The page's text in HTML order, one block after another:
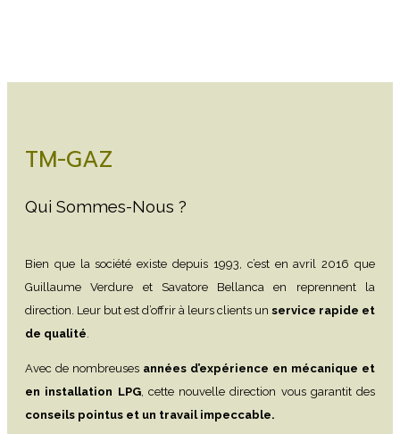
TM-GAZ
Qui Sommes-Nous ?
Bien que la société existe depuis 1993, c’est en avril 2016 que
Guillaume Verdure et Savatore Bellanca en reprennent la
direction. Leur but est d’offrir à leurs clients un service rapide et
de qualité.
Avec de nombreuses années d’expérience en mécanique et
en installation LPG, cette nouvelle direction vous garantit des
conseils pointus et un travail impeccable.